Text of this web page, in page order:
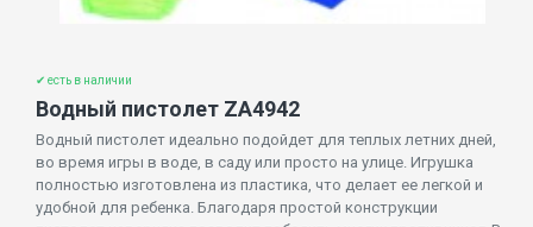
✔ есть в наличии
Водный пистолет ZA4942
Водный пистолет идеально подойдет для теплых летних дней,
во время игры в воде, в саду или просто на улице. Игрушка
полностью изготовлена ​​из пластика, что делает ее легкой и
удобной для ребенка. Благодаря простой конструкции